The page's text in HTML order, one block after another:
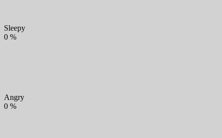
Sleepy
0 %
Angry
0 %